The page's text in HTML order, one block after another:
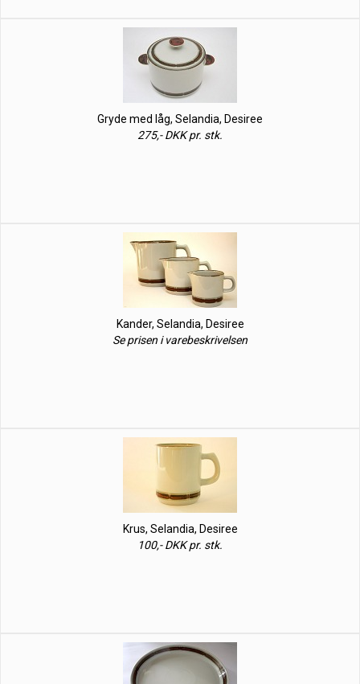
Gryde med låg, Selandia, Desiree
275,- DKK pr. stk.
Kander, Selandia, Desiree
Se prisen i varebeskrivelsen
Krus, Selandia, Desiree
100,- DKK pr. stk.